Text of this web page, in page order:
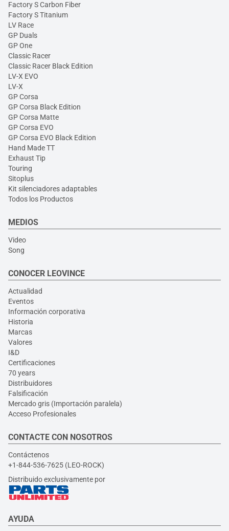
Factory S Carbon Fiber
Factory S Titanium
LV Race
GP Duals
GP One
Classic Racer
Classic Racer Black Edition
LV-X EVO
LV-X
GP Corsa
GP Corsa Black Edition
GP Corsa Matte
GP Corsa EVO
GP Corsa EVO Black Edition
Hand Made TT
Exhaust Tip
Touring
Sitoplus
Kit silenciadores adaptables
Todos los Productos
MEDIOS
Video
Song
CONOCER LEOVINCE
Actualidad
Eventos
Información corporativa
Historia
Marcas
Valores
I&D
Certificaciones
70 years
Distribuidores
Falsificación
Mercado gris (Importación paralela)
Acceso Profesionales
CONTACTE CON NOSOTROS
Contáctenos
+1-844-536-7625 (LEO-ROCK)
Distribuido exclusivamente por
AYUDA